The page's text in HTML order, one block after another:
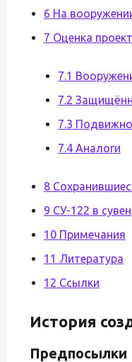
6 На
7 Оценка
7.1
7.2
7.3
7.4 Аналоги
8
9 СУ-122 в
10 Примечания
11 Литература
12 Ссылки
История
Предпосылки